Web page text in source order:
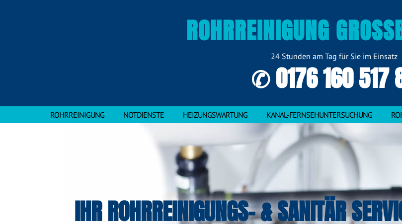
ROHRREINIGUNG
24 Stunden am Tag für Sie im Einsatz
✆ 0176 160 517
ROHRREINIGUNG NOTDIENSTE HEIZUNGSWARTUNG KANAL-FERNSEHUNTERSUCHUNG
IHR ROHRREINIGUNGS- & SANITÄR